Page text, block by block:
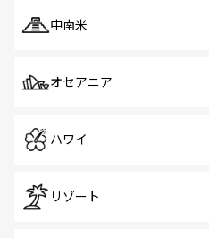
中南米
オセアニア
ハワイ
リゾート